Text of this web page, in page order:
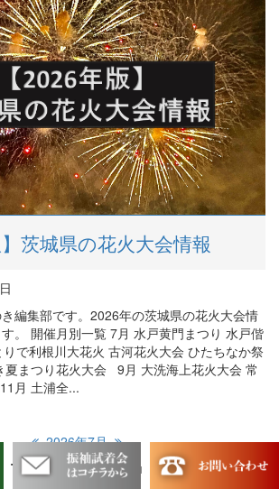
2026年7月
Tue Wed Thu Fri
Sat
】茨城県の花火大会情報
編集部です。2026年の茨城県の花火大会情
。 開催月別一覧 7月 水戸黄門まつり 水戸偕
で利根川大花火 古河花火大会 ひたちなか祭
夏まつり花火大会 9月 大洗海上花火大会 常
月 土浦全...